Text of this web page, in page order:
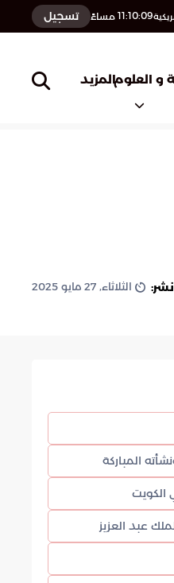
11:10:11 مساءً تسجيل
و العلومالمزيد
نشر: الثلاثاء, 27 مايو 2025
المباركة
الكويت
عبد العزيز